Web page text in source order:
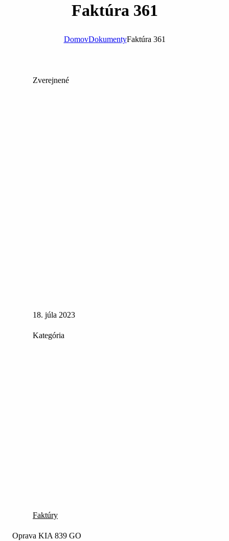
Faktúra 361
DomovDokumentyFaktúra 361
Zverejnené
18. júla 2023
Kategória
Faktúry
Oprava KIA 839 GO